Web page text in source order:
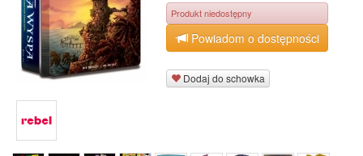
Produkt niedostępny
Powiadom o dostępności
Dodaj do schowka